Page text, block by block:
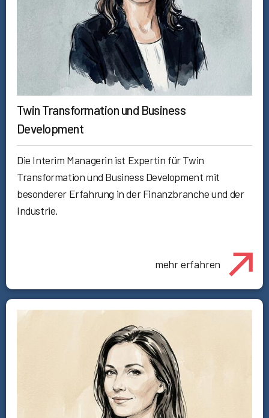
Twin Transformation und Business
Development
Die Interim Managerin ist Expertin für Twin
Transformation und Business Development mit
besonderer Erfahrung in der Finanzbranche und der
Industrie.
mehr erfahren